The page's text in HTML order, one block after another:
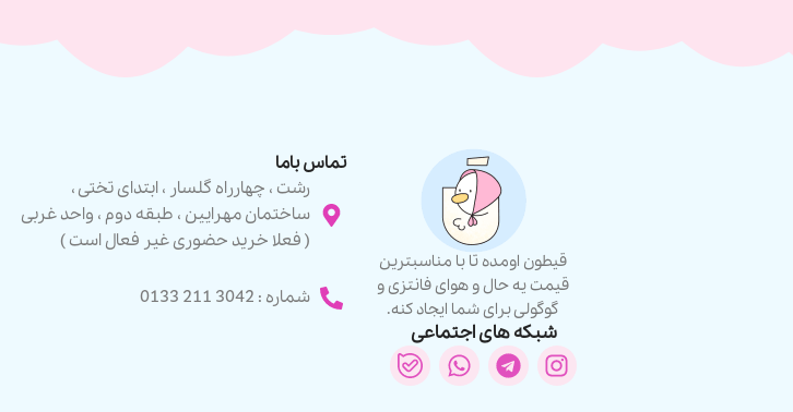
قیطون اومده تا با مناسبترین
قیمت یه حال و هوای فانتزی و
گوگولی برای شما ایجاد کنه.
شبکه های اجتماعی
تماس باما
رشت ، چهارراه گلسار ، ابتدای تختی ،
ساختمان مهرایین ، طبقه دوم ، واحد غربی
( فعلا خرید حضوری غیر فعال است )
شماره : 3042 211 0133